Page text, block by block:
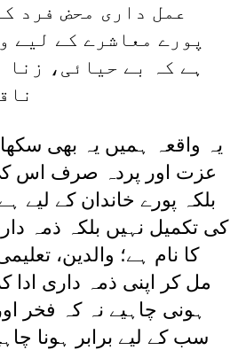
عمل داری محض فرد
پورے معاشرے کے لیے
ہے کہ بے حیائی، زنا
یہ واقعہ ہمیں یہ بھی
عزت اور پردہ صرف اس
بلکہ پورے خاندان کے لیے
کی تکمیل نہیں بلکہ ذمہ
کا نام ہے؛ والدین،
مل کر اپنی ذمہ داری ادا
ہونی چاہیے نہ کہ فخر
سب کے لیے برابر ہونا